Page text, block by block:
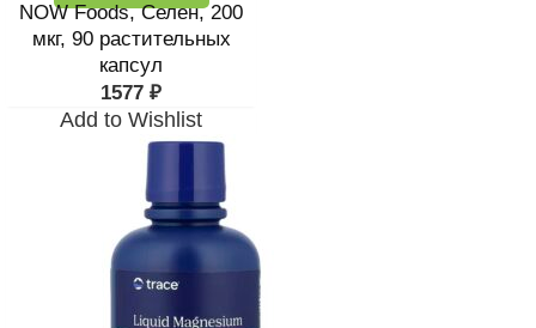
NOW Foods, Селен, 200
мкг, 90 растительных
капсул
1577 ₽
Add to Wishlist